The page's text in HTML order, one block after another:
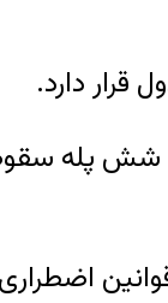
قرار دارد.
با تصویب